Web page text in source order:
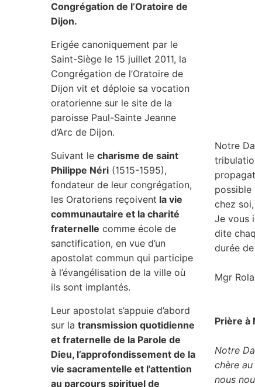
Congrégation de l’Oratoire de
Dijon.
Erigée canoniquement par le
Saint-Siège le 15 juillet 2011, la
Congrégation de l’Oratoire de
Dijon vit et déploie sa vocation
oratorienne sur le site de la
paroisse Paul-Sainte Jeanne
d’Arc de Dijon.
Suivant le charisme de saint
Philippe Néri (1515-1595),
fondateur de leur congrégation,
les Oratoriens reçoivent la vie
communautaire et la charité
fraternelle comme école de
sanctification, en vue d’un
apostolat commun qui participe
à l’évangélisation de la ville où
ils sont implantés.
Leur apostolat s’appuie d’abord
sur la transmission quotidienne
et fraternelle de la Parole de
Dieu, l’approfondissement de la
vie sacramentelle et l’attention
au parcours spirituel de
Notre
possible
chez
Je vous
dite
durée
Mgr
Prière à
Notre
chère
nous